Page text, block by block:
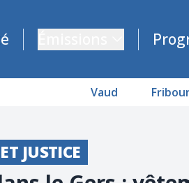
et Fribourg
Vaud
JUSTICE